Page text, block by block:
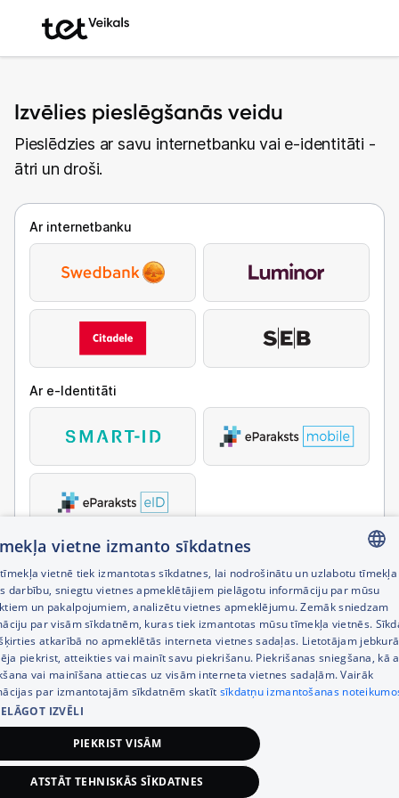
Izvēlies pieslēgšanās veidu
Pieslēdzies ar savu internetbanku vai e-identitāti -
ātri un droši.
Ar internetbanku
Ar e-Identitāti
LATVIAN
RUSSIAN
ENGLISH
vietne izmanto sīkdatnes
vietnē tiek izmantotas sīkdatnes, lai nodrošinātu un uzlabotu tīmekļa
darbību, sniegtu vietnes apmeklētājiem pielāgotu informāciju par mūsu
un pakalpojumiem, analizētu vietnes apmeklējumu. Zemāk sniedzam
par visām sīkdatnēm, kuras tiek izmantotas mūsu tīmekļa vietnēs.
atkarībā no apmeklētās interneta vietnes sadaļas. Lietotājam
piekrist, atteikties vai mainīt savu piekrišanu. Piekrišanas sniegšana, kā
vai mainīšana attiecas uz visām interneta vietnes sadaļām. Vairāk
par izmantotajām sīkdatnēm skatīt sīkdatņu izmantošanas
IZVĒLI
PIEKRIST VISĀM
ATSTĀT TEHNISKĀS SĪKDATNES